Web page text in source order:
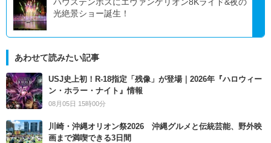
光絶景ショー誕生！
あわせて読みたい記事
USJ史上初！R-18指定「残像」が登場｜2026年『ハロウィー
ン・ホラー・ナイト』情報
08月05日 15時00分
川崎・沖縄オリオン祭2026 沖縄グルメと伝統芸能、野外映
画まで満喫できる3日間